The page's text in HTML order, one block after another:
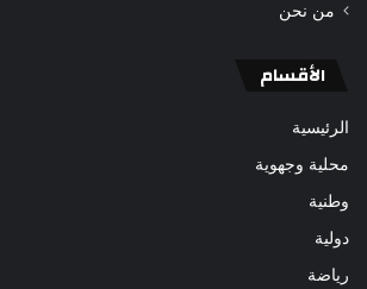
من نحن
الأقسام
الرئيسية
محلية وجهوية
وطنية
دولية
رياضة